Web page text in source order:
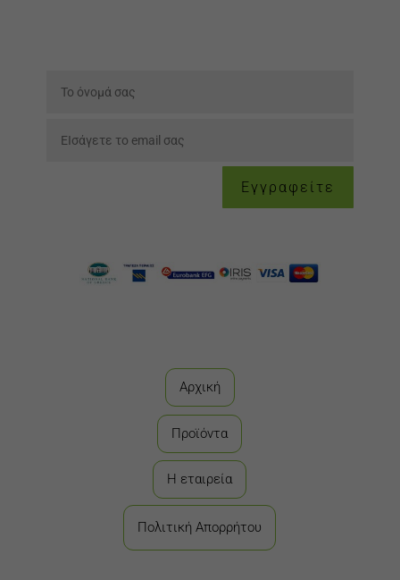
Εγγραφείτε
Αρχική
Προϊόντα
Η εταιρεία
Πολιτική Απορρήτου